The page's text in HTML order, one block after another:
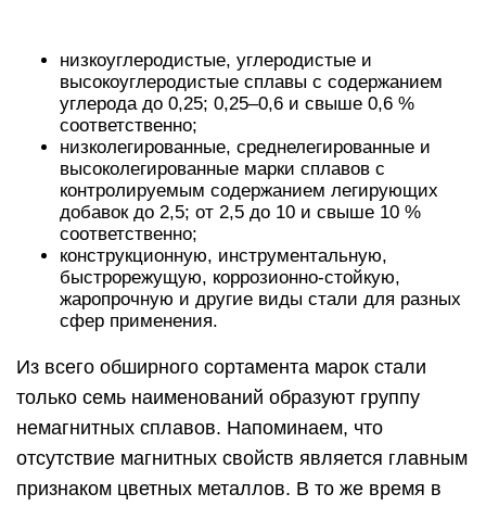
низкоуглеродистые, углеродистые и
высокоуглеродистые сплавы с содержанием
углерода до 0,25; 0,25–0,6 и свыше 0,6 %
соответственно;
низколегированные, среднелегированные и
высоколегированные марки сплавов с
контролируемым содержанием легирующих
добавок до 2,5; от 2,5 до 10 и свыше 10 %
соответственно;
конструкционную, инструментальную,
быстрорежущую, коррозионно-стойкую,
жаропрочную и другие виды стали для разных
сфер применения.
Из всего обширного сортамента марок стали
только семь наименований образуют группу
немагнитных сплавов. Напоминаем, что
отсутствие магнитных свойств является главным
признаком цветных металлов. В то же время в